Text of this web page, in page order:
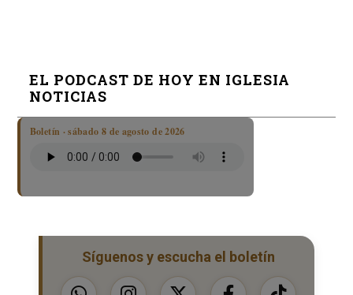
EL PODCAST DE HOY EN IGLESIA
NOTICIAS
Boletín · sábado 8 de agosto de 2026
Síguenos y escucha el boletín